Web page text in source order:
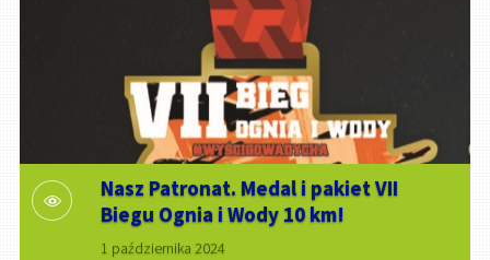
Nasz Patronat. Medal i pakiet VII
Biegu Ognia i Wody 10 km!
1 października 2024